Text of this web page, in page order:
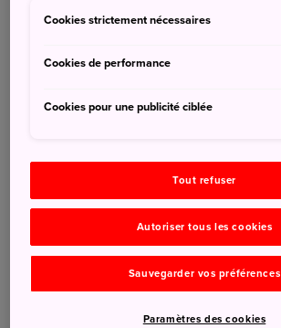
Tout
Cookies strictement nécessaires
Cookies de performance
Cookies pour une publicité ciblée
Tout refuser
Autoriser tous les cookies
Sauvegarder vos préférences
Paramètres des cookies